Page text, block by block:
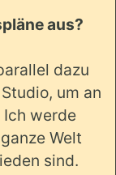
aus?
dazu
um an
Ich werde
Welt
sind.